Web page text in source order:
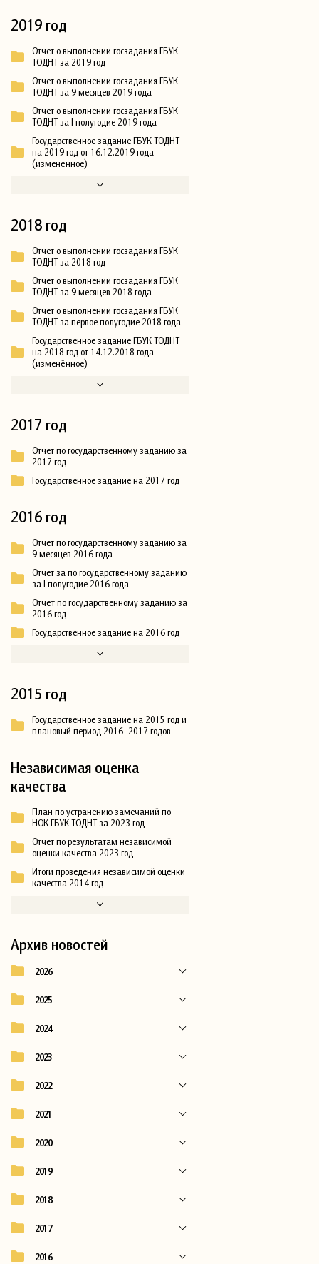
2019 год
Отчет о выполнении госзадания ГБУК
ТОДНТ за 2019 год
Отчет о выполнении госзадания ГБУК
ТОДНТ за 9 месяцев 2019 года
Отчет о выполнении госзадания ГБУК
ТОДНТ за I полугодие 2019 года
Государственное задание ГБУК ТОДНТ
на 2019 год от 16.12.2019 года
(изменённое)
2018 год
Отчет о выполнении госзадания ГБУК
ТОДНТ за 2018 год
Отчет о выполнении госзадания ГБУК
ТОДНТ за 9 месяцев 2018 года
Отчет о выполнении госзадания ГБУК
ТОДНТ за первое полугодие 2018 года
Государственное задание ГБУК ТОДНТ
на 2018 год от 14.12.2018 года
(изменённое)
2017 год
Отчет по государственному заданию за
2017 год
Государственное задание на 2017 год
2016 год
Отчет по государственному заданию за
9 месяцев 2016 года
Отчет за по государственному заданию
за I полугодие 2016 года
Отчёт по государственному заданию за
2016 год
Государственное задание на 2016 год
2015 год
Государственное задание на 2015 год и
плановый период 2016–2017 годов
Независимая оценка
качества
План по устранению замечаний по
НОК ГБУК ТОДНТ за 2023 год
Отчет по результатам независимой
оценки качества 2023 год
Итоги проведения независимой оценки
качества 2014 год
Архив новостей
2026
2025
2024
2023
2022
2021
2020
2019
2018
2017
2016